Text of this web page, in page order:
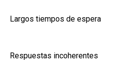
Largos tiempos de espera
Respuestas incoherentes